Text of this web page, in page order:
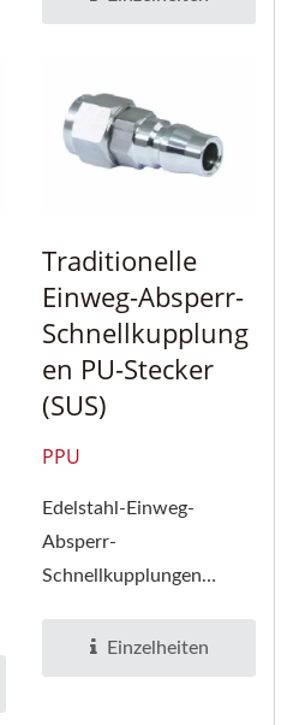
Stecker...
Traditionelle
Einweg-Absperr-
Schnellkupplung
En PU-Stecker
(SUS)
PPU
Edelstahl-Einweg-
Absperr-
Schnellkupplungen
Stecker und -Buchse -
sind...
Einzelheiten